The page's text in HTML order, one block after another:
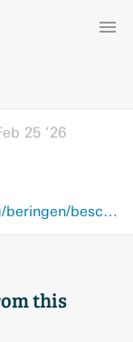
25 ’26
www.nieuwsblad.be/regio/limburg/beringen/beschuldigingen-van-seksueel-geweld-jagen-schokgolf-door-technowereld-de-bodem-is-bereikt/137118826.html
this